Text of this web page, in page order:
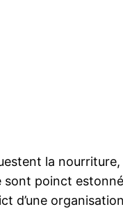
la
poinct
d’une